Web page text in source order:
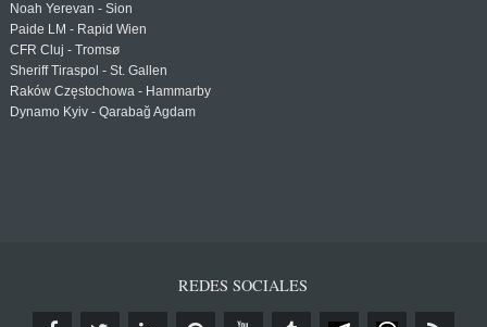
Noah Yerevan - Sion
Paide LM - Rapid Wien
CFR Cluj - Tromsø
Sheriff Tiraspol - St. Gallen
Raków Częstochowa - Hammarby
Dynamo Kyiv - Qarabağ Agdam
REDES SOCIALES